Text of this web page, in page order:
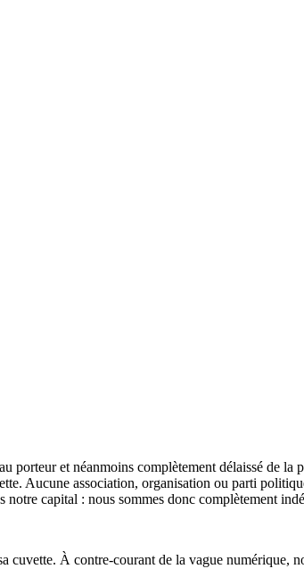
porteur et néanmoins complètement délaissé de la
Aucune association, organisation ou parti
capital : nous sommes donc complètement
cuvette. À contre-courant de la vague numérique,